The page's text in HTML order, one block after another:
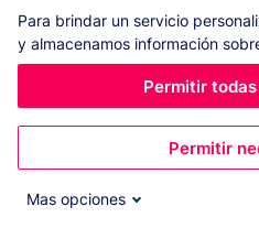
Para brindar un servicio
y almacenamos información
Permitir
Permitir
Mas opciones